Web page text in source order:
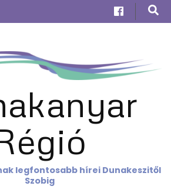
legfontosabb hírei Dunakeszitől
Szobig